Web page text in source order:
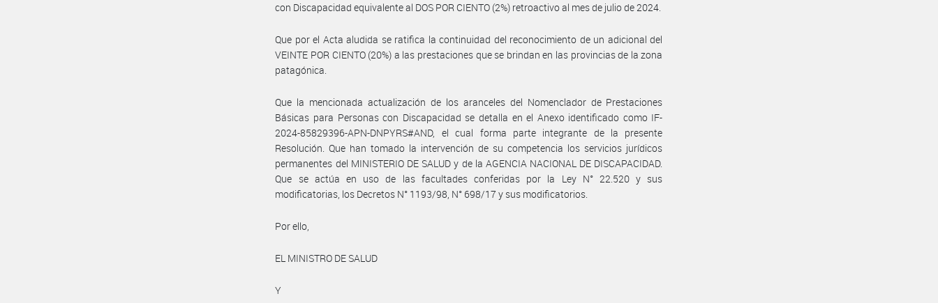
con Discapacidad equivalente al DOS POR CIENTO (2%) retroactivo al mes de julio de 2024.
Que por el Acta aludida se ratifica la continuidad del reconocimiento de un adicional del
VEINTE POR CIENTO (20%) a las prestaciones que se brindan en las provincias de la zona
patagónica.
Que la mencionada actualización de los aranceles del Nomenclador de Prestaciones
Básicas para Personas con Discapacidad se detalla en el Anexo identificado como IF-
2024-85829396-APN-DNPYRS#AND, el cual forma parte integrante de la presente
Resolución. Que han tomado la intervención de su competencia los servicios jurídicos
permanentes del MINISTERIO DE SALUD y de la AGENCIA NACIONAL DE DISCAPACIDAD.
Que se actúa en uso de las facultades conferidas por la Ley N° 22.520 y sus
modificatorias, los Decretos N° 1193/98, N° 698/17 y sus modificatorios.
Por ello,
EL MINISTRO DE SALUD
Y